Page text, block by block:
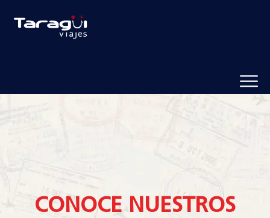
CONOCE NUESTROS